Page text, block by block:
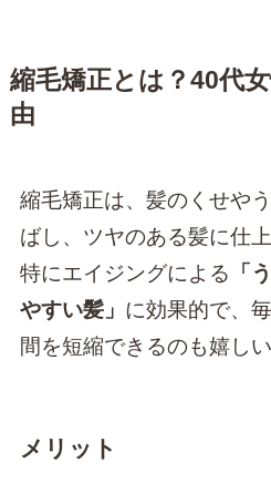
縮毛矯正とは？40代
由
縮毛矯正は、髪のくせや
ばし、ツヤのある髪に仕
特にエイジングによる 「
やすい髪」 に効果的で、
間を短縮できるのも嬉し
メリット